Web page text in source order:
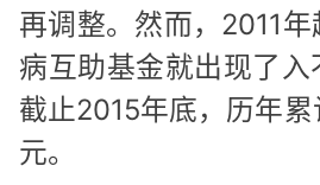
再调整。然而，2011
病互助基金就出现了入
截止2015年底，历年
元。